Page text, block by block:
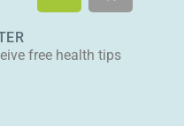
e o
r
m
d
r
o
p
e
free health tips